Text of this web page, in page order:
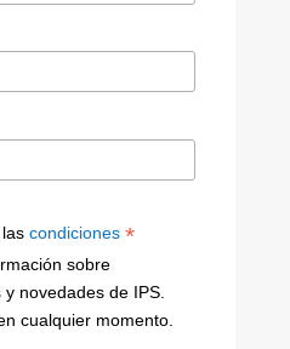
condiciones *
sobre
novedades de IPS.
cualquier momento.